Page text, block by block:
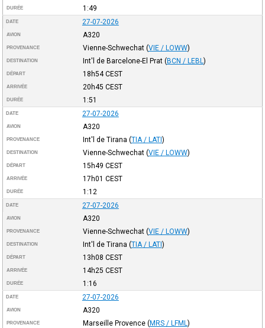
DURÉE 1:49
DATE 27-07-2026
AVION A320
PROVENANCE Vienne-Schwechat (VIE / LOWW)
DESTINATION Int'l de Barcelone-El Prat (BCN / LEBL )
DÉPART 18h54CEST
ARRIVÉE 20h45 CEST
DURÉE 1:51
DATE 27-07-2026
AVION A320
PROVENANCE Int'l de Tirana (TIA / LATI)
DESTINATION Vienne-Schwechat (VIE / LOWW)
DÉPART 15h49 CEST
ARRIVÉE 17h01 CEST
DURÉE 1:12
DATE 27-07-2026
AVION A320
PROVENANCE Vienne-Schwechat (VIE / LOWW)
DESTINATION Int'l de Tirana (TIA / LATI)
DÉPART 13h08 CEST
ARRIVÉE 14h25 CEST
DURÉE 1:16
DATE 27-07-2026
AVION A320
PROVENANCE Marseille Provence (MRS / LFML )